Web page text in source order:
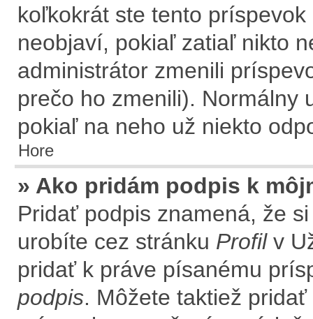
koľkokrát ste tento
neobjaví, pokiaľ zatiaľ nikto
administrátor zmenili
prečo ho zmenili). Normálny
pokiaľ na neho už niekto
Hore
» Ako pridám podpis k
Pridať podpis znamená, že
urobíte cez stránku Profilv
pridať k práve písanému
podpis. Môžete taktiež